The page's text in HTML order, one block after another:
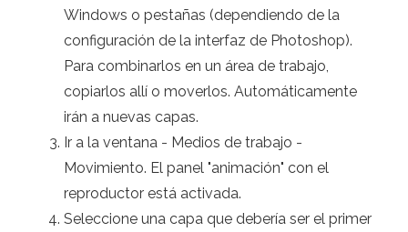
Windows o pestañas (dependiendo de la
configuración de la interfaz de Photoshop).
Para combinarlos en un área de trabajo,
copiarlos allí o moverlos. Automáticamente
irán a nuevas capas.
Ir a la ventana - Medios de trabajo -
Movimiento. El panel "animación" con el
reproductor está activada.
Seleccione una capa que debería ser el primer